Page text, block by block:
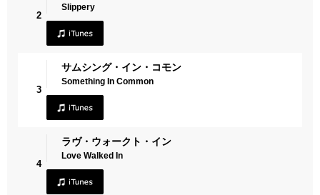
2
Slippery
3
サムシング・イン・コモン
Something In Common
4
ラヴ・ウォークト・イン
Love Walked In